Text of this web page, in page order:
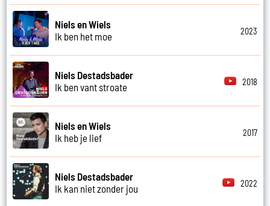
Niels en Wiels
Ik ben het moe
2023
Niels Destadsbader
Ik ben vant stroate
2018
Niels en Wiels
Ik heb je lief
2017
Niels Destadsbader
Ik kan niet zonder jou
2022